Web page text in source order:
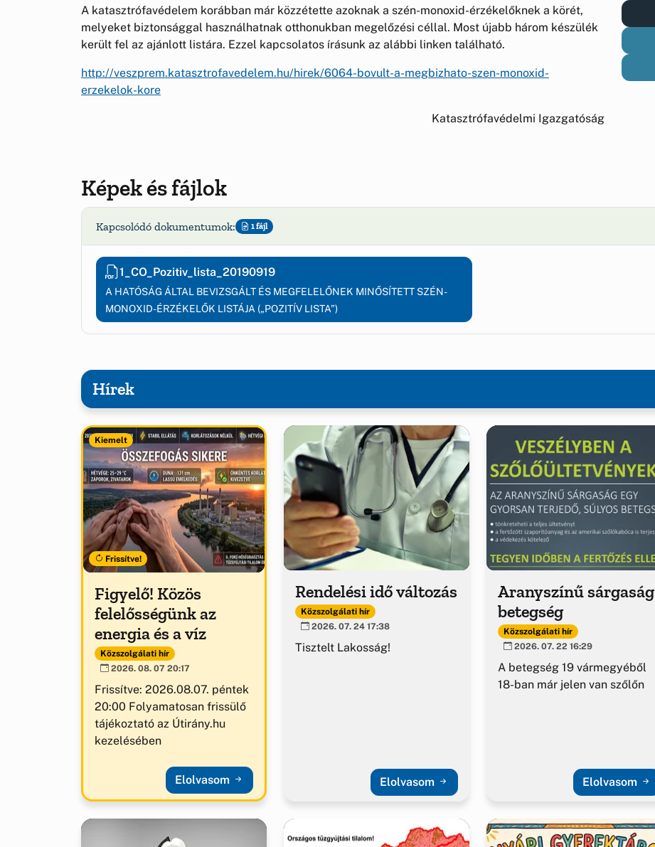
A katasztrófavédelem korábban már közzétette azoknak a szén-monoxid-érzékelőknek a körét,
melyeket biztonsággal használhatnak otthonukban megelőzési céllal. Most újabb három készülék
került fel az ajánlott listára. Ezzel kapcsolatos írásunk az alábbi linken található.
http://veszprem.katasztrofavedelem.hu/hirek/6064-bovult-a-megbizhato-szen-monoxid-
erzekelok-kore
Katasztrófavédelmi Igazgatóság
Képek és fájlok
Kapcsolódó dokumentumok: 1 fájl
1_CO_Pozitiv_lista_20190919
A HATÓSÁG ÁLTAL BEVIZSGÁLT ÉS MEGFELELŐNEK MINŐSÍTETT SZÉN-
MONOXID-ÉRZÉKELŐK LISTÁJA („POZITÍV LISTA”)
Hírek
Kiemelt
Frissítve!
Figyelő! Közös
felelősségünk az
energia és a víz
Közszolgálati hír
2026. 08. 07 20:17
Frissítve: 2026.08.07. péntek
20:00 Folyamatosan frissülő
tájékoztató az Útirány.hu
kezelésében
Elolvasom
Rendelési idő változás
Közszolgálati hír
2026. 07. 24 17:38
Tisztelt Lakosság!
Elolvasom
Aranyszínű sárgaság
betegség
Közszolgálati hír
2026. 07. 22 16:29
A betegség 19 vármegyéből
18-ban már jelen van szőlőn
Elolvasom